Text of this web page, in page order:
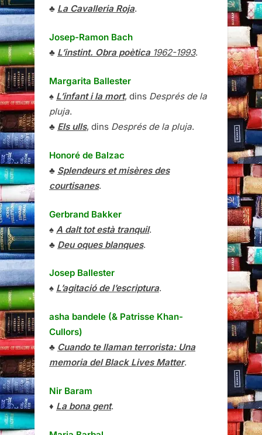
♣ La Cavalleria Roja.
Josep-Ramon Bach
♣ L’instint. Obra poètica1962-1993.
Margarita Ballester
♠ L’infant i la mort, dins Després de la
pluja.
♣ Els ulls, dins Després de la pluja.
Honoré de Balzac
♣ Splendeurs et misères des
courtisanes.
Gerbrand Bakker
♠ A dalt tot està tranquil.
♣ Deu oques blanques.
Josep Ballester
♠ L’agitació de l’escriptura.
asha bandele (& Patrisse Khan-
Cullors)
♣ Cuando te llaman terrorista: Una
memoria del Black Lives Matter.
Nir Baram
♦ La bona gent.